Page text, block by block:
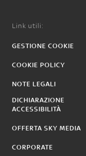
Link utili:
GESTIONE COOKIE
COOKIE POLICY
NOTE LEGALI
DICHIARAZIONE
ACCESSIBILITÀ
OFFERTA SKY MEDIA
CORPORATE